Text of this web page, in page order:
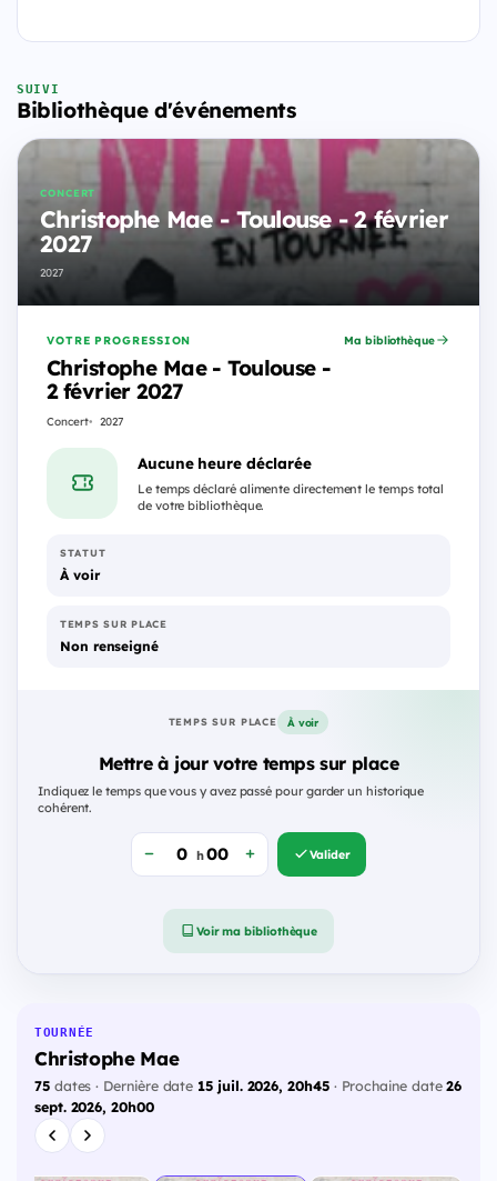
SUIVI
Bibliothèque d'événements
CONCERT
Christophe Mae - Toulouse - 2 février
2027
2027
VOTRE PROGRESSION
Christophe Mae - Toulouse -
2 février 2027
Concert 2027
Ma bibliothèque
Aucune heure déclarée
Le temps déclaré alimente directement le temps total
de votre bibliothèque.
STATUT
À voir
TEMPS SUR PLACE
Non renseigné
TEMPS SUR PLACE À voir
Mettre à jour votre temps sur place
Indiquez le temps que vous y avez passé pour garder un historique
cohérent.
h Valider
Voir ma bibliothèque
TOURNÉE
Christophe Mae
75dates · Dernière date 15 juil. 2026, 20h45· Prochaine date26
sept. 2026, 20h00